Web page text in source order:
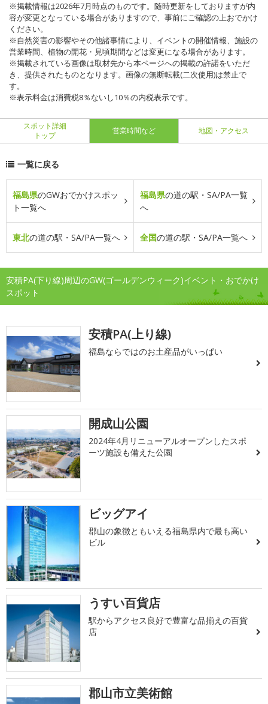
※掲載情報は2026年7月時点のものです。随時更新をしておりますが内
容が変更となっている場合がありますので、事前にご確認の上おでかけ
ください。
※自然災害の影響やその他諸事情により、イベントの開催情報、施設の
営業時間、植物の開花・見頃期間などは変更になる場合があります。
※掲載されている画像は取材先から本ページへの掲載の許諾をいただ
き、提供されたものとなります。画像の無断転載(二次使用)は禁止で
す。
※表示料金は消費税8％ないし10％の内税表示です。
スポット詳細
トップ
営業時間など 地図・アクセス
一覧に戻る
福島県のGWおでかけスポッ
ト一覧へ
福島県の道の駅・SA/PA一覧
へ
東北の道の駅・SA/PA一覧へ 全国の道の駅・SA/PA一覧へ
安積PA(下り線)周辺のGW(ゴールデンウィーク)イベント・おでかけ
スポット
安積PA(上り線)
福島ならではのお土産品がいっぱい
開成山公園
2024年4月リニューアルオープンしたスポ
ーツ施設も備えた公園
ビッグアイ
郡山の象徴ともいえる福島県内で最も高い
ビル
うすい百貨店
駅からアクセス良好で豊富な品揃えの百貨
店
郡山市立美術館